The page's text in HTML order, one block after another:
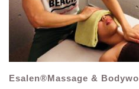
Esalen®Massage &